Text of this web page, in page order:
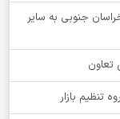
هزار تن کالا از خراسان جنوبی به سایر
تعاون
تنظیم بازار